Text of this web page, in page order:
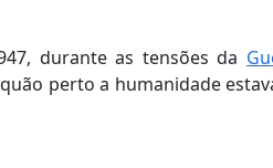
durante as tensões da
perto a humanidade